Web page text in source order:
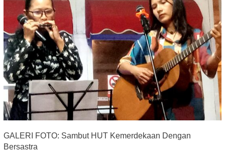
GALERI FOTO: Sambut HUT Kemerdekaan Dengan
Bersastra